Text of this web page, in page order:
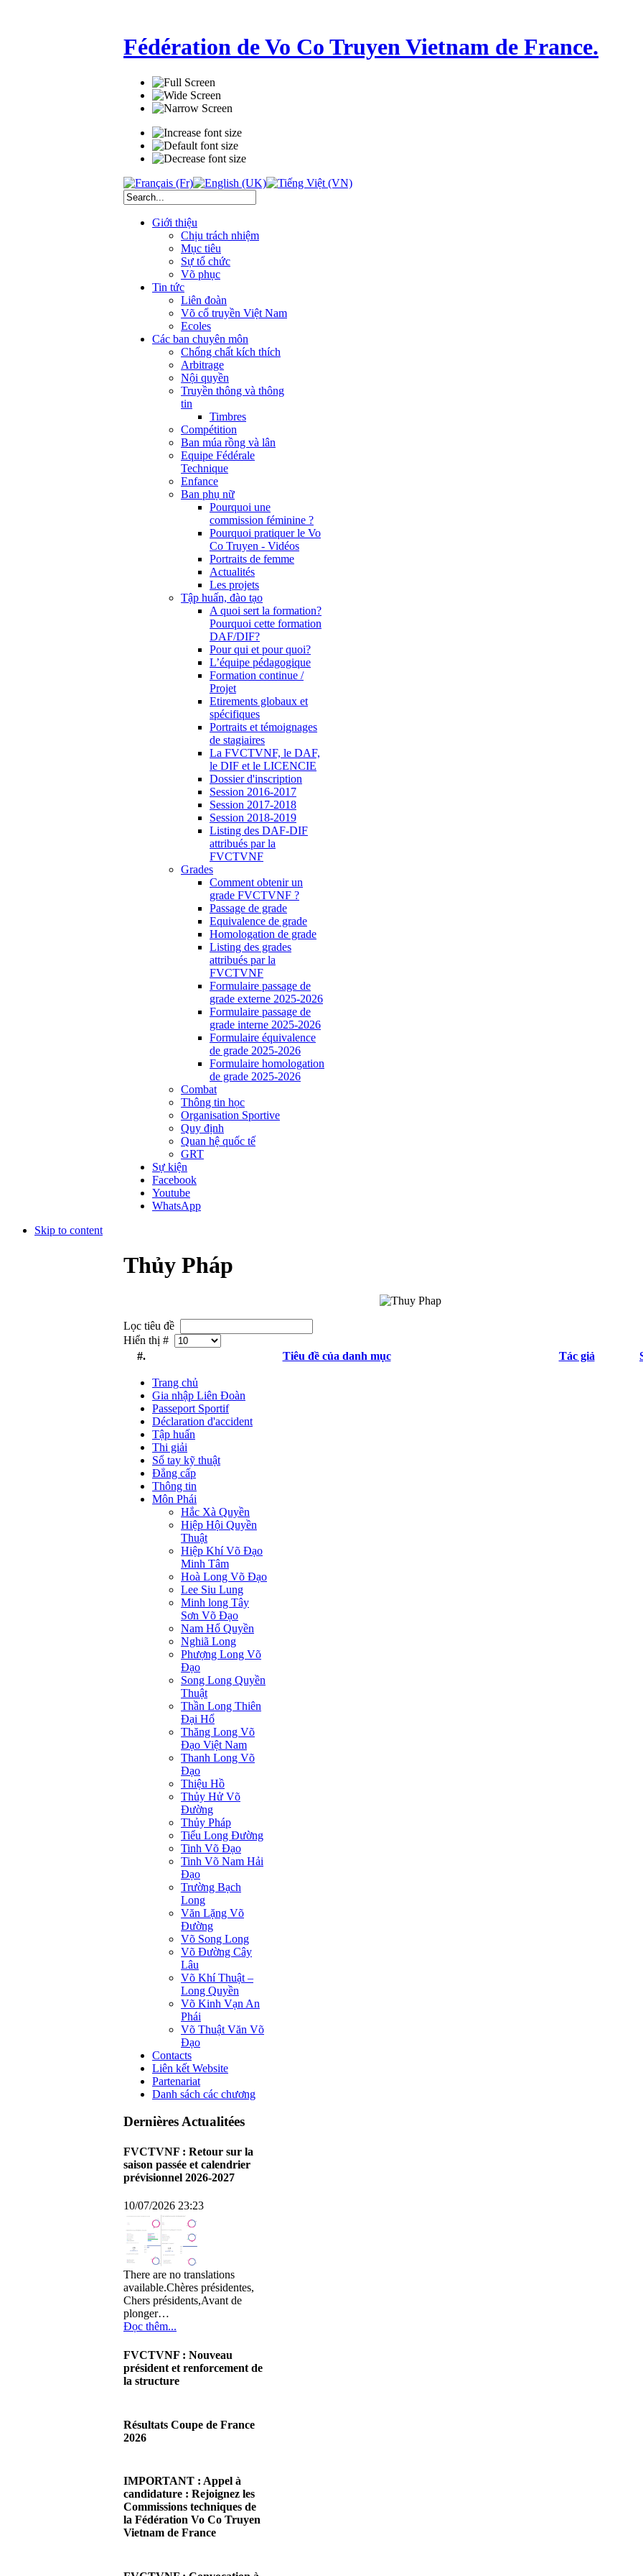
Fédération de Vo Co Truyen Vietnam de France.
Giới thiệu
Chịu trách nhiệm
Mục tiêu
Sự tổ chức
Võ phục
Tin tức
Liên đoàn
Võ cổ truyền Việt Nam
Ecoles
Các ban chuyên môn
Chống chất kích thích
Arbitrage
Nội quyền
Truyền thông và thông
tin
Timbres
Compétition
Ban múa rồng và lân
Equipe Fédérale
Technique
Enfance
Ban phụ nữ
Pourquoi une
commission féminine ?
Pourquoi pratiquer le Vo
Co Truyen - Vidéos
Portraits de femme
Actualités
Les projets
Tập huấn, đào tạo
A quoi sert la formation?
Pourquoi cette formation
DAF/DIF?
Pour qui et pour quoi?
L’équipe pédagogique
Formation continue /
Projet
Etirements globaux et
spécifiques
Portraits et témoignages
de stagiaires
La FVCTVNF, le DAF,
le DIF et le LICENCIE
Dossier d'inscription
Session 2016-2017
Session 2017-2018
Session 2018-2019
Listing des DAF-DIF
attribués par la
FVCTVNF
Grades
Comment obtenir un
grade FVCTVNF ?
Passage de grade
Equivalence de grade
Homologation de grade
Listing des grades
attribués par la
FVCTVNF
Formulaire passage de
grade externe 2025-2026
Formulaire passage de
grade interne 2025-2026
Formulaire équivalence
de grade 2025-2026
Formulaire homologation
de grade 2025-2026
Combat
Thông tin học
Organisation Sportive
Quy định
Quan hệ quốc tế
GRT
Sự kiện
Facebook
Youtube
WhatsApp
Skip to content
Thủy Pháp
Lọc tiêu đề
Hiển thị #
#.
Tiêu đề của danh mục Tác giả
Trang chủ
Gia nhập Liên Đoàn
Passeport Sportif
Déclaration d'accident
Tập huấn
Thi giải
Sổ tay kỹ thuật
Đẳng cấp
Thông tin
Môn Phái
Hắc Xà Quyền
Hiệp Hội Quyền
Thuật
Hiệp Khí Võ Đạo
Minh Tâm
Hoà Long Võ Đạo
Lee Siu Lung
Minh long Tây
Sơn Võ Đạo
Nam Hổ Quyền
Nghiã Long
Phượng Long Võ
Đạo
Song Long Quyền
Thuật
Thần Long Thiên
Ðại Hổ
Thăng Long Võ
Đạo Việt Nam
Thanh Long Võ
Đạo
Thiệu Hồ
Thủy Hử Võ
Đường
Thủy Pháp
Tiểu Long Đường
Tinh Võ Đạo
Tinh Võ Nam Hải
Đạo
Trường Bạch
Long
Văn Lặng Võ
Đường
Võ Song Long
Võ Đường Cây
Lâu
Võ Khí Thuật –
Long Quyền
Võ Kinh Vạn An
Phái
Võ Thuật Văn Võ
Đạo
Contacts
Liên kết Website
Partenariat
Danh sách các chương
Dernières Actualitées
FVCTVNF : Retour sur la
saison passée et calendrier
prévisionnel 2026-2027
10/07/2026 23:23
There are no translations
available.Chères présidentes,
Chers présidents,Avant de
plonger…
Đọc thêm...
FVCTVNF : Nouveau
président et renforcement de
la structure
There are no translations
available.Chères Présidentes,
Đọc thêm...
Résultats Coupe de France
2026
There are no translations
available.Cliquez sur ce lien
pour accéder aux résultats
Đọc thêm...
IMPORTANT : Appel à
candidature : Rejoignez les
Commissions techniques de
la Fédération Vo Co Truyen
Vietnam de France